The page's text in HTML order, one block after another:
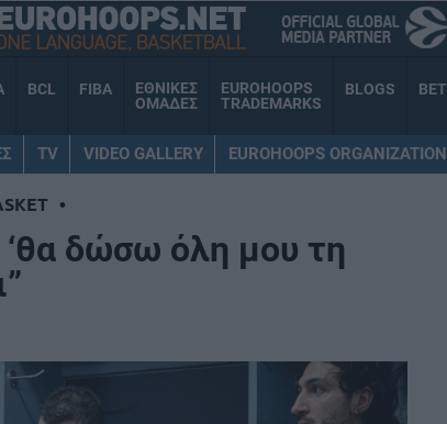
BCL FIBA
ΕΘΝΙΚΕΣ
ΟΜΑΔΕΣ
EUROHOOPS
TRADEMARKS
BLOGS BET
TV VIDEO GALLERY EUROHOOPS ORGANIZATION
•
δώσω όλη μου τη